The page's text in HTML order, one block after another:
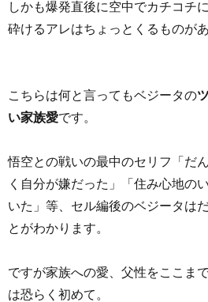
しかも爆発直後に空中でカチコチ
砕けるアレはちょっとくるものがあ
こちらは何と言ってもベジータの
い家族愛です。
悟空との戦いの最中のセリフ「だ
く自分が嫌だった」「住み心地の
いた」等、セル編後のベジータは
とがわかります。
ですが家族への愛、父性をここま
は恐らく初めて。